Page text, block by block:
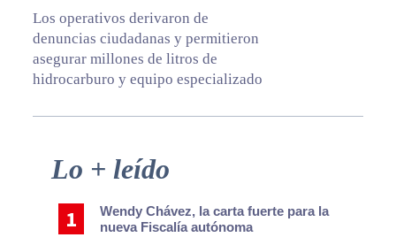
Los operativos derivaron de
denuncias ciudadanas y permitieron
asegurar millones de litros de
hidrocarburo y equipo especializado
Primary
Lo + leído
Wendy Chávez, la carta fuerte para la
nueva Fiscalía autónoma